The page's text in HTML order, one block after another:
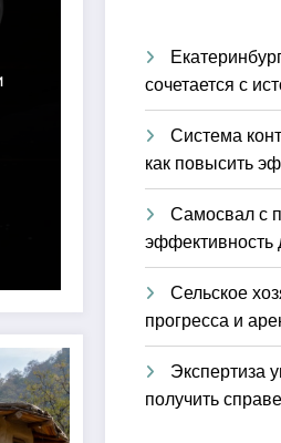
сочетается с
Система
как повысить
Самосвал с
эффективность
Сельское
прогресса и
Экспертиза
получить